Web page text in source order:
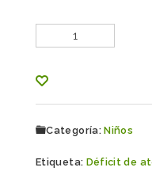
Cantidad
Categoría:Niños
Etiqueta: Déficit de